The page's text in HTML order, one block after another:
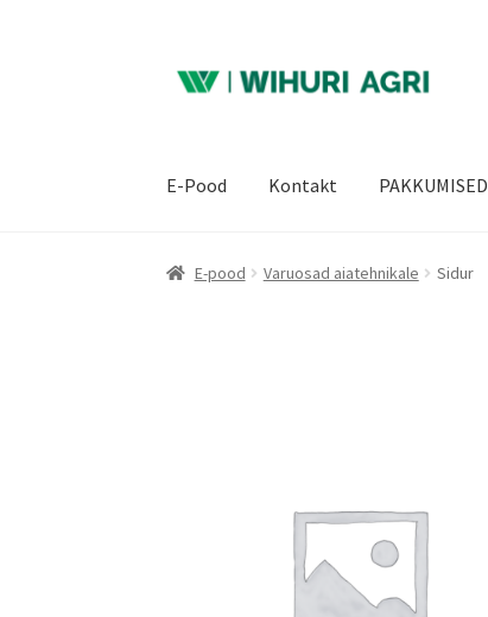
navigeerimisele
sisu
E-Pood Kontakt PAKKUMISED
E-pood Varuosad aiatehnikale Sidur